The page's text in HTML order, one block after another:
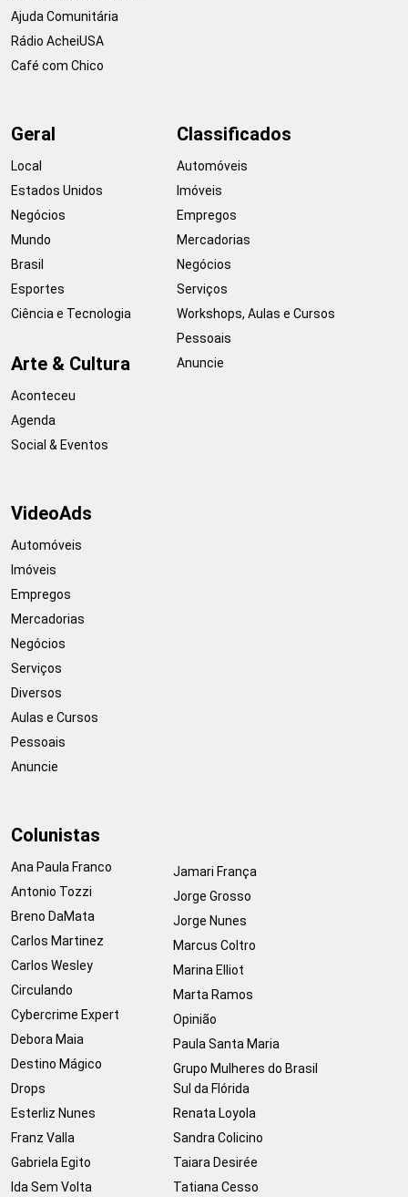
Ajuda Comunitária
Rádio AcheiUSA
Café com Chico
Geral
Local
Estados Unidos
Negócios
Mundo
Brasil
Esportes
Ciência e Tecnologia
Arte & Cultura
Aconteceu
Agenda
Social & Eventos
Classificados
Automóveis
Imóveis
Empregos
Mercadorias
Negócios
Serviços
Workshops, Aulas e Cursos
Pessoais
Anuncie
VideoAds
Automóveis
Imóveis
Empregos
Mercadorias
Negócios
Serviços
Diversos
Aulas e Cursos
Pessoais
Anuncie
Colunistas
Ana Paula Franco
Antonio Tozzi
Breno DaMata
Carlos Martinez
Carlos Wesley
Circulando
Cybercrime Expert
Debora Maia
Destino Mágico
Drops
Esterliz Nunes
Franz Valla
Gabriela Egito
Ida Sem Volta
Jamari França
Jorge Grosso
Jorge Nunes
Marcus Coltro
Marina Elliot
Marta Ramos
Opinião
Paula Santa Maria
Grupo Mulheres do Brasil
Sul da Flórida
Renata Loyola
Sandra Colicino
Taiara Desirée
Tatiana Cesso